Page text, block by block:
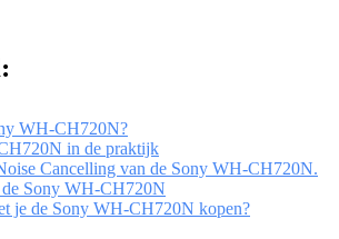
WH-CH720N?
in de praktijk
Cancelling van de Sony WH-CH720N.
Sony WH-CH720N
je de Sony WH-CH720N kopen?